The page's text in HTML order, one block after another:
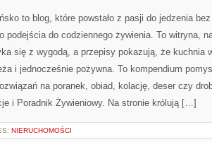
to blog, które powstało z pasji do jedzenia
podejścia do codziennego żywienia. To witryna,
się z wygodą, a przepisy pokazują, że kuchnia
i jednocześnie pożywna. To kompendium
na poranek, obiad, kolację, deser czy
i Poradnik Żywieniowy. Na stronie królują […]
NIERUCHOMOŚCI